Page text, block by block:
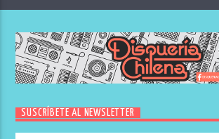
SUSCRÍBETE AL NEWSLETTER